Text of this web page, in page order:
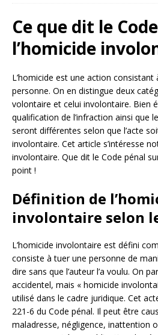
Ce que dit le
l’homicide
L’homicide est une action
personne. On en distingue deux
volontaire et celui involontaire. Bien
qualification de l’infraction ainsi que
seront différentes selon que l’acte
involontaire. Cet article s’intéresse
involontaire. Que dit le Code pénal
point !
Définition de
involontaire selon
L’homicide involontaire est défini
consiste à tuer une personne de
dire sans que l’auteur l’a voulu. On
accidentel, mais « homicide
utilisé dans le cadre juridique. Cet
221-6 du Code pénal. Il peut être
maladresse, négligence, inattention